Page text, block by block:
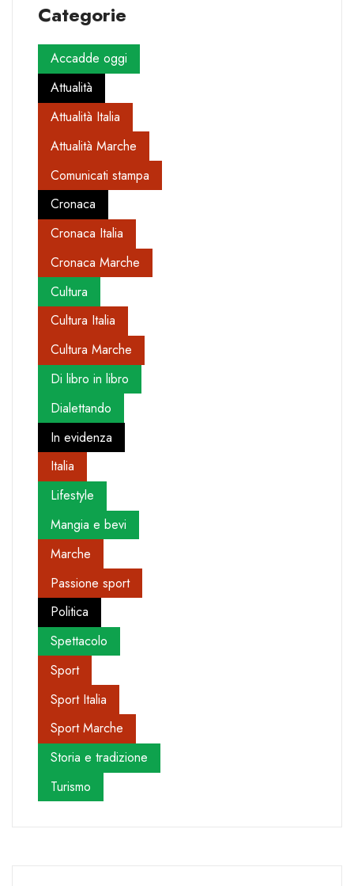
Categorie
Accadde oggi
Attualità
Attualità Italia
Attualità Marche
Comunicati stampa
Cronaca
Cronaca Italia
Cronaca Marche
Cultura
Cultura Italia
Cultura Marche
Di libro in libro
Dialettando
In evidenza
Italia
Lifestyle
Mangia e bevi
Marche
Passione sport
Politica
Spettacolo
Sport
Sport Italia
Sport Marche
Storia e tradizione
Turismo